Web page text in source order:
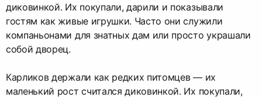
диковинкой. Их покупали, дарили и показывали
гостям как живые игрушки. Часто они служили
компаньонами для знатных дам или просто украшали
собой дворец.
Карликов держали как редких питомцев — их
маленький рост считался диковинкой. Их покупали,